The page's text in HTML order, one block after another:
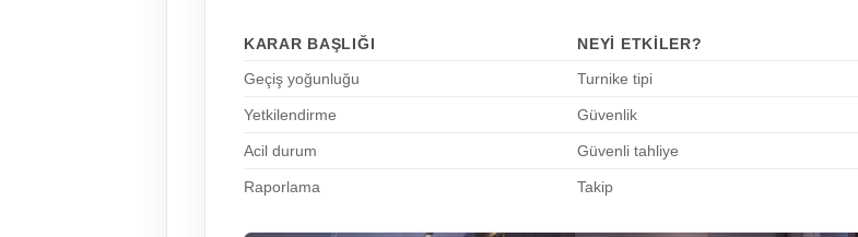
KARAR BAŞLIĞI NEYI ETKILER?
Geçiş yoğunluğu
Turnike tipi
Yetkilendirme Güvenlik
Acil durum Güvenli tahliye
Raporlama Takip